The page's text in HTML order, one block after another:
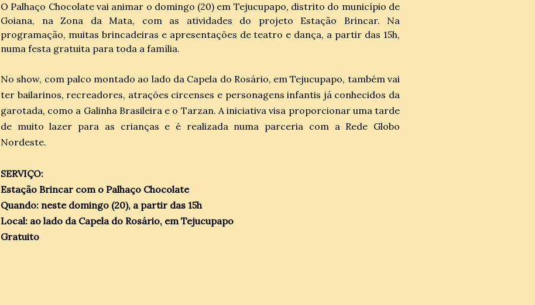
O Palhaço Chocolate vai animar o domingo (20) em Tejucupapo, distrito do município de
Goiana, na Zona da Mata, com as atividades do projeto Estação Brincar. Na
programação, muitas brincadeiras e apresentações de teatro e dança, a partir das 15h,
numa festa gratuita para toda a família.
No show, com palco montado ao lado da Capela do Rosário, em Tejucupapo, também vai
ter bailarinos, recreadores, atrações circenses e personagens infantis já conhecidos da
garotada, como a Galinha Brasileira e o Tarzan. A iniciativa visa proporcionar uma tarde
de muito lazer para as crianças e é realizada numa parceria com a Rede Globo
Nordeste.
SERVIÇO:
Estação Brincar com o Palhaço Chocolate
Quando: neste domingo (20), a partir das 15h
Local: ao lado da Capela do Rosário, em Tejucupapo
Gratuito